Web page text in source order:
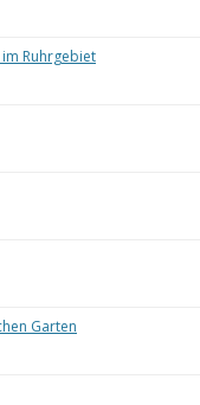
Ruhrgebiet
Garten